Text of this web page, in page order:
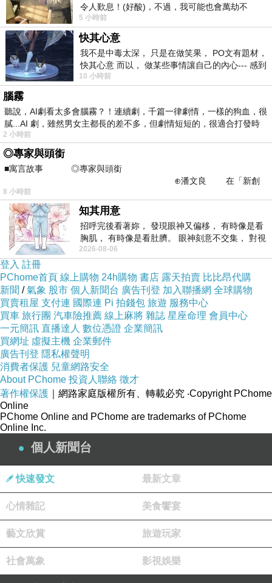
令人歎息！(好酸)，不過，我可能也會萬劫不
復...，每天跪鍵盤還是被判了花心的罪
5 小時前
快其心意
我不是中毒太深， 只是在做笑果， PO文有題材，
快其心意 而以， 做某些事情讓自己的內心--- 感到
愉快。
10 小時前
腦霧
聽說，AI劇看太多會腦霧？！連續劇，千篇一律劇情，一樣的狗血，很
膩...AI 劇，雖然男女主都長的差不多，但劇情短短的，很適合打發時
2 小時前
◎專家與頭銜
■寓言故事 ◎專家與頭銜
⊕潘文良 在「新創
之谷」裡——
8 小時前
知其用意
招呼完後看著妳， 發現眼神又偏移， 有時像是看
胸肌， 有時像是看肚臍。 眼神刻意不交集， 對視
視線不對齊， 讓我很難不
2026-08-06
登入 註冊
PChome首頁 線上購物 24h購物 書店 露天拍賣 比比昂代購
新聞 /氣象 股市 個人新聞台 廣告刊登 加入聯播網 全球購物
買賣租屋 支付連 國際連 Pi 拍錢包 旅遊 服務中心
買車 旅行團 汽車險推薦 線上麻將 雜誌 星座命理 會員中心
一元簡訊 直播達人 數位憑證 企業簡訊
買網址 虛擬主機 企業郵件
廣告刊登 隱私權聲明
消費者保護 兒童網路安全
About PChome 投資人聯絡 徵才
著作權保護 ｜網路家庭版權所有、轉載必究 ‧Copyright PChome
Online
PChome Online and PChome are trademarks of PChome
Online Inc.
個人新聞台
快速發文 最新文章
心情雜記 美食饗宴
藝文欣賞 旅遊玩家
社會萬象 影視娛樂